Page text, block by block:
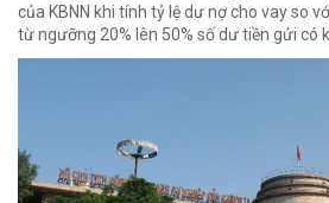
của KBNN khi tính tỷ lệ dư nợ cho vay so
từ ngưỡng 20% lên 50% số dư tiền gửi có